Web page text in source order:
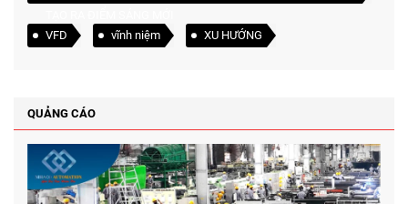
VFD
vĩnh niệm XU HƯỚNG
QUẢNG CÁO